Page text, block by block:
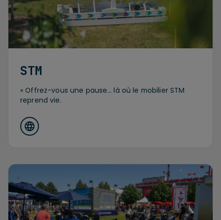
STM
« Offrez-vous une pause… là où le mobilier STM
reprend vie.